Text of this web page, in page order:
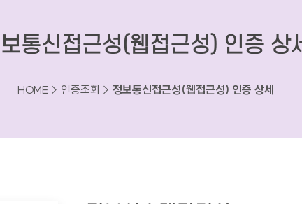
통신접근성(웹접근성) 인증 상
HOME > 인증조회 > 정보통신접근성(웹접근성) 인증 상세